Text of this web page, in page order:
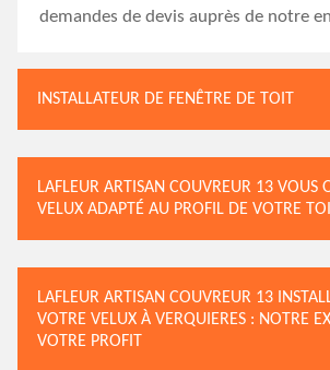
demandes de devis auprès de notre
INSTALLATEUR DE FENÊTRE DE TOIT
LAFLEUR ARTISAN COUVREUR 13 VOUS
VELUX ADAPTÉ AU PROFIL DE VOTRE
LAFLEUR ARTISAN COUVREUR 13
VOTRE VELUX À VERQUIERES : NOTRE
VOTRE PROFIT